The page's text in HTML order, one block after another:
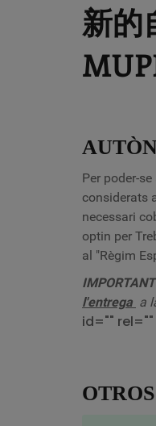
新的
Per poder-
considerats
necessari
optin per
al "Règim
l'entrega a
id="" rel=""